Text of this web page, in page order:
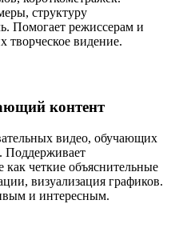
структуру
Помогает режиссерам и
творческое видение.
контент
видео, обучающих
Поддерживает
как четкие объяснительные
визуализация графиков.
и интересным.